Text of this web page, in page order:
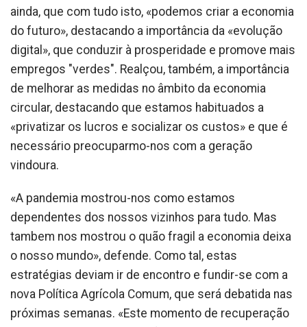
ainda, que com tudo isto, «podemos criar a economia
do futuro», destacando a importância da «evolução
digital», que conduzir à prosperidade e promove mais
empregos "verdes". Realçou, também, a importância
de melhorar as medidas no âmbito da economia
circular, destacando que estamos habituados a
«privatizar os lucros e socializar os custos» e que é
necessário preocuparmo-nos com a geração
vindoura.
«A pandemia mostrou-nos como estamos
dependentes dos nossos vizinhos para tudo. Mas
tambem nos mostrou o quão fragil a economia deixa
o nosso mundo», defende. Como tal, estas
estratégias deviam ir de encontro e fundir-se com a
nova Política Agrícola Comum, que será debatida nas
próximas semanas. «Este momento de recuperação